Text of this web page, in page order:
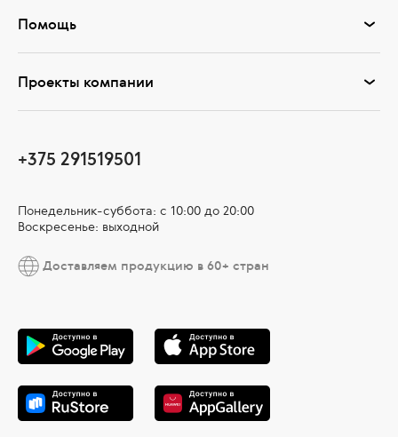
Помощь
Проекты компании
+375 291519501
Понедельник-суббота: с 10:00 до 20:00
Воскресенье: выходной
Доставляем продукцию в 60+ стран